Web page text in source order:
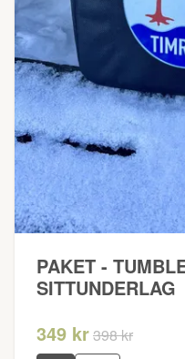
PAKET -
SITTUNDERLAG
349 kr398 kr